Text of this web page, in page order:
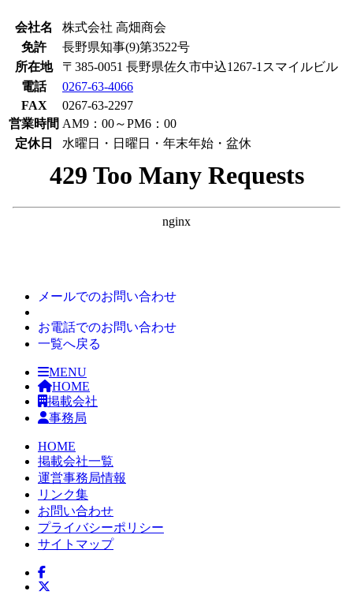
会社名
株式会社 高畑商会
免許
長野県知事(9)第3522号
所在地
〒385-0051 長野県佐久市中込1267-1スマイルビル
電話
0267-63-4066
FAX
0267-63-2297
営業時間 AM9：00～PM6：00
定休日
水曜日・日曜日・年末年始・盆休
メールでのお問い合わせ
お電話でのお問い合わせ
一覧へ戻る
MENU
HOME
掲載会社
事務局
HOME
掲載会社一覧
運営事務局情報
リンク集
お問い合わせ
プライバシーポリシー
サイトマップ